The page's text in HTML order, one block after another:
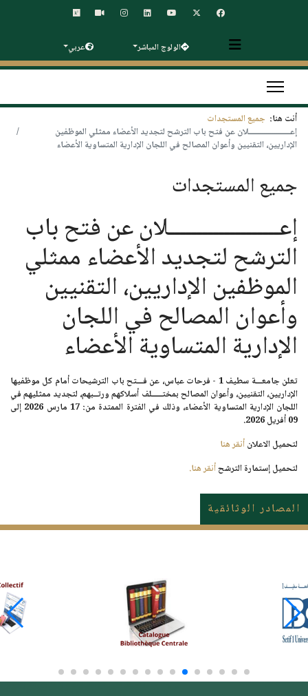
الولوج المباشر عربي
أنت هنا: جميع المستجدات
إعــــــــــــــــــــلان عن فتح باب الترشح لتجديد الأعضاء ممثلي الموظفين
الإداريين، التقنيين وأعوان المصالح في اللجان الإدارية المتساوية الأعضاء
جميع المستجدات
إعــــــــــــــــــــلان عن فتح باب
الترشح لتجديد الأعضاء ممثلي
الموظفين الإداريين، التقنيين
وأعوان المصالح في اللجان
الإدارية المتساوية الأعضاء
تعلن جامعـــة سطيف 1 - فرحات عباس، عن فـــتح باب الترشيحات أمام كل موظفيها
الإداريين، التقنيين، وأعوان المصالح بمختـــــلف أسلاكهم ورتــبهم، لتجديد ممثليهم في
اللجان الإدارية المتساوية الأعضاء، وذلك في الفترة الممتدة من: 17 مارس 2026
إلى
09 أفريل 2026
.
لتحميل الاعلانأنقر هنا
لتحميل إستمارة الترشحأنقر هنا.
المصادر الوثائقية